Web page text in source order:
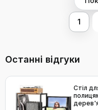
1
Останні відгуки
Стіл